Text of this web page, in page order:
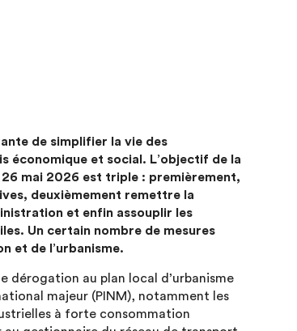
de simplifier la vie des
économique et social. L’objectif de la
26 mai 2026 est triple : premièrement,
deuxièmement remettre la
et enfin assouplir les
Un certain nombre de mesures
et de l’urbanisme.
dérogation au plan local d’urbanisme
majeur (PINM), notamment les
à forte consommation